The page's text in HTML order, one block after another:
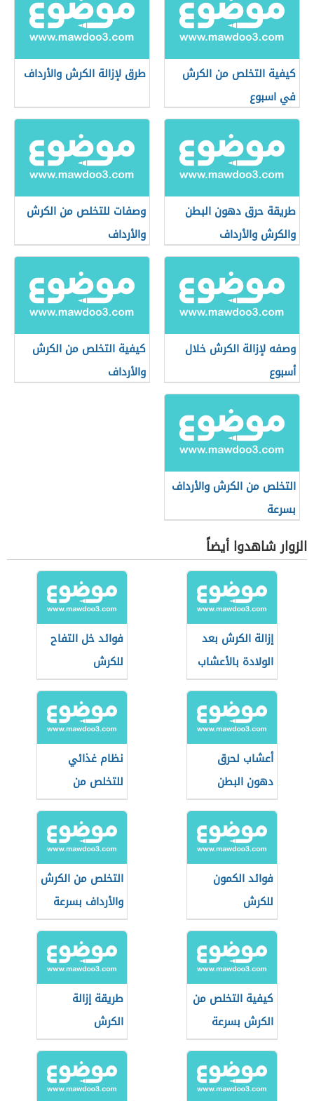
كيفية التخلص من الكرش
في اسبوع
طرق لإزالة الكرش والأرداف
طريقة حرق دهون البطن
والكرش والأرداف
وصفات للتخلص من الكرش
والأرداف
وصفه لإزالة الكرش خلال
أسبوع
كيفية التخلص من الكرش
والأرداف
التخلص من الكرش والأرداف
بسرعة
الزوار شاهدوا أيضاً
إزالة الكرش بعد
الولادة بالأعشاب
فوائد خل التفاح
للكرش
أعشاب لحرق
دهون البطن
نظام غذائي
للتخلص من
الكرش
فوائد الكمون
للكرش
التخلص من الكرش
والأرداف بسرعة
كيفية التخلص من
الكرش بسرعة
للنساء
طريقة إزالة
الكرش